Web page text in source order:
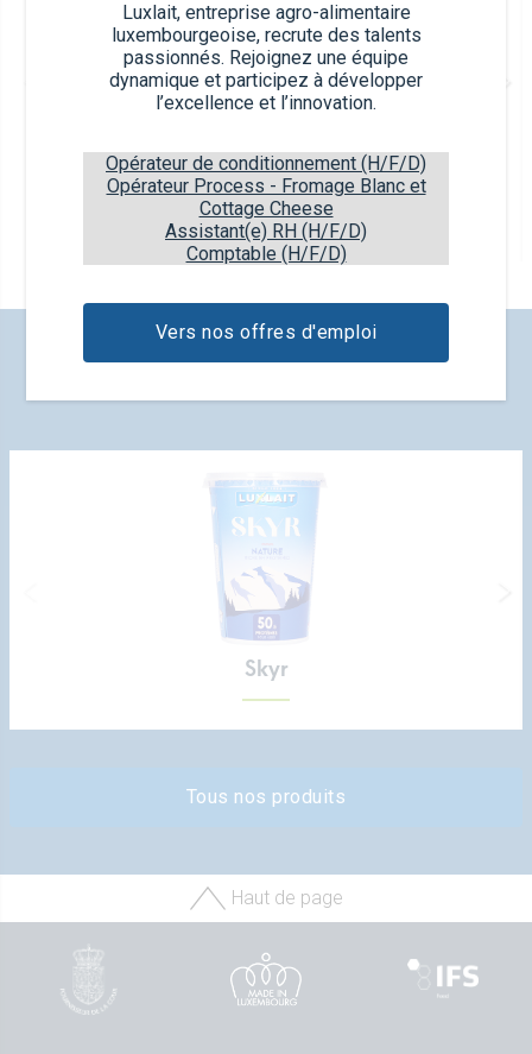
Luxlait, entreprise agro-alimentaire
luxembourgeoise, recrute des talents
passionnés. Rejoignez une équipe
dynamique et participez à développer
l’excellence et l’innovation.
Opérateur de conditionnement (H/F/D)
Opérateur Process - Fromage Blanc et
Cottage Cheese
Assistant(e) RH (H/F/D)
Comptable (H/F/D)
Vers nos offres d'emploi
Egg Nog 750 ml
0,75 L
DÉCOUVREZ NOS NOUVEAUX
Skyr
Tous nos produits
Haut de page